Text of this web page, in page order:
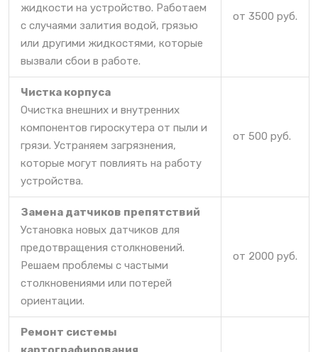
жидкости на устройство. Работаем
с случаями залития водой, грязью
или другими жидкостями, которые
вызвали сбои в работе.
от 3500 руб.
Чистка корпуса
Очистка внешних и внутренних
компонентов гироскутера от пыли и
грязи. Устраняем загрязнения,
которые могут повлиять на работу
устройства.
от 500 руб.
Замена датчиков препятствий
Установка новых датчиков для
предотвращения столкновений.
Решаем проблемы с частыми
столкновениями или потерей
ориентации.
от 2000 руб.
Ремонт системы